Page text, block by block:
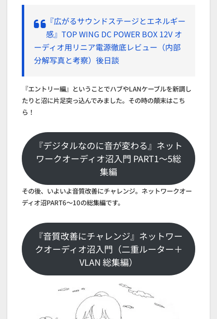
『広がるサウンドステージとエネルギー
感』TOP WING DC POWER BOX 12V オ
ーディオ用リニア電源徹底レビュー（内部
分解写真と考察）後日談
『エントリー編』ということでハブやLANケーブルを新調し
たりと沼に片足突っ込んでみました。その時の顛末はこち
ら！
『デジタルなのに音が変わる』ネット
ワークオーディオ沼入門 PART1～5総
集編
その後、いよいよ音質改善にチャレンジ。ネットワークオー
ディオ沼PART6～10の総集編です。
『音質改善にチャレンジ』ネットワー
クオーディオ沼入門（二重ルーター＋
VLAN 総集編）